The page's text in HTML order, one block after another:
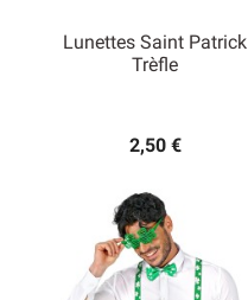
Lunettes Saint Patrick
Trèfle
2,50 €